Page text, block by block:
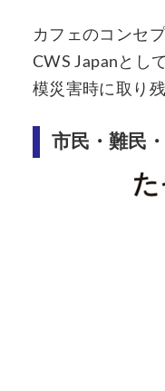
カフェのコンセ
CWS Japanとし
模災害時に取り
市民・難民